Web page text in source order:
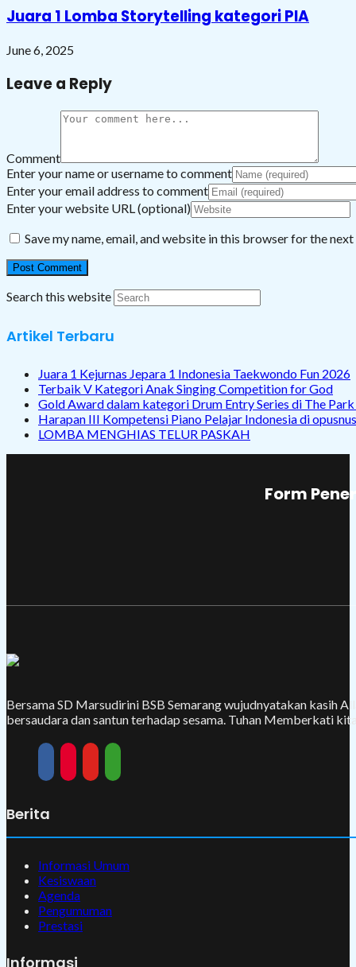
Juara 1 Lomba Storytelling kategori PIA
June 6, 2025
Leave a Reply
Comment
Enter your name or username to comment
Enter your email address to comment
Enter your website URL (optional)
Save my name, email, and website in this browser for the
Search this website
Artikel Terbaru
Juara 1 Kejurnas Jepara 1 Indonesia Taekwondo Fun 2026
Terbaik V Kategori Anak Singing Competition for God
Gold Award dalam kategori Drum Entry Series di The
Harapan III Kompetensi Piano Pelajar Indonesia di
LOMBA MENGHIAS TELUR PASKAH
Form
Bersama SD Marsudirini BSB Semarang wujudnyatakan kasih
bersaudara dan santun terhadap sesama. Tuhan Memberkati
Berita
Informasi Umum
Kesiswaan
Agenda
Pengumuman
Prestasi
Informasi